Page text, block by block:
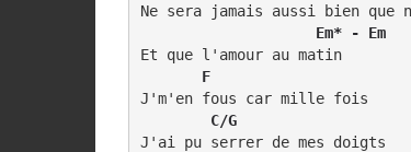
Ne sera jamais aussi bien que
  Em* - Em
Et que l'amour au matin
   F
J'm'en fous car mille fois
   C/G
J'ai pu serrer de mes doigts